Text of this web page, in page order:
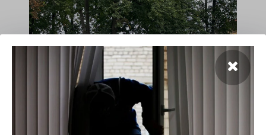
100 футов под килем!